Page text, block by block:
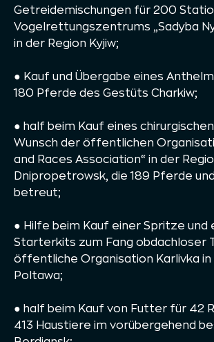
Getreidemischungen für 200
Vogelrettungszentrums „Sadyba
in der Region Kyjiw;
● Kauf und Übergabe eines
180 Pferde des Gestüts Charkiw;
● half beim Kauf eines
Wunsch der öffentlichen
and Races Association“ in der
Dnipropetrowsk, die 189 Pferde
betreut;
● Hilfe beim Kauf einer Spritze und
Starterkits zum Fang obdachloser
öffentliche Organisation Karlivka in
Poltawa;
● half beim Kauf von Futter für 42
413 Haustiere im vorübergehend